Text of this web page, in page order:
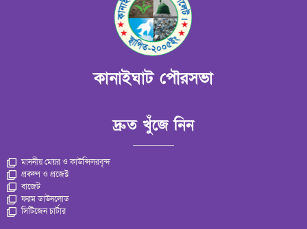
কানাইঘাট পৌরসভা
দ্রুত খুঁজে নিন
মাননীয় মেয়র ও কাউন্সিলরবৃন্দ
প্রকল্প ও প্রজেক্ট
বাজেট
ফরম ডাউনলোড
সিটিজেন চার্টার